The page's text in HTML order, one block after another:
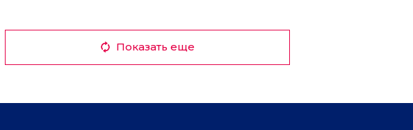
Показать еще